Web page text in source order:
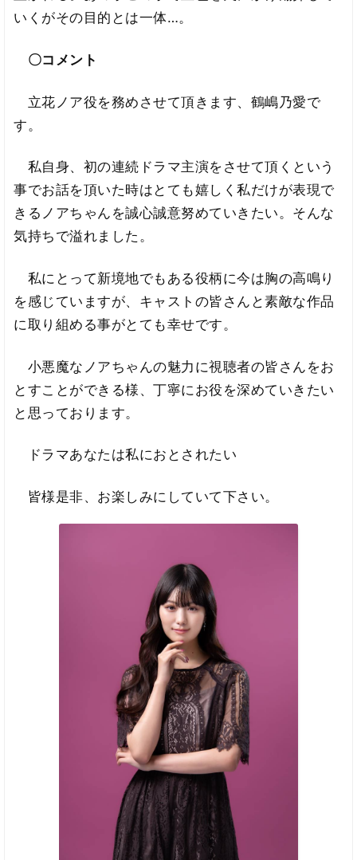
いくがその目的とは一体…。
〇コメント
立花ノア役を務めさせて頂きます、鶴嶋乃愛で
す。
私自身、初の連続ドラマ主演をさせて頂くという
事でお話を頂いた時はとても嬉しく私だけが表現で
きるノアちゃんを誠心誠意努めていきたい。そんな
気持ちで溢れました。
私にとって新境地でもある役柄に今は胸の高鳴り
を感じていますが、キャストの皆さんと素敵な作品
に取り組める事がとても幸せです。
小悪魔なノアちゃんの魅力に視聴者の皆さんをお
とすことができる様、丁寧にお役を深めていきたい
と思っております。
ドラマあなたは私におとされたい
皆様是非、お楽しみにしていて下さい。